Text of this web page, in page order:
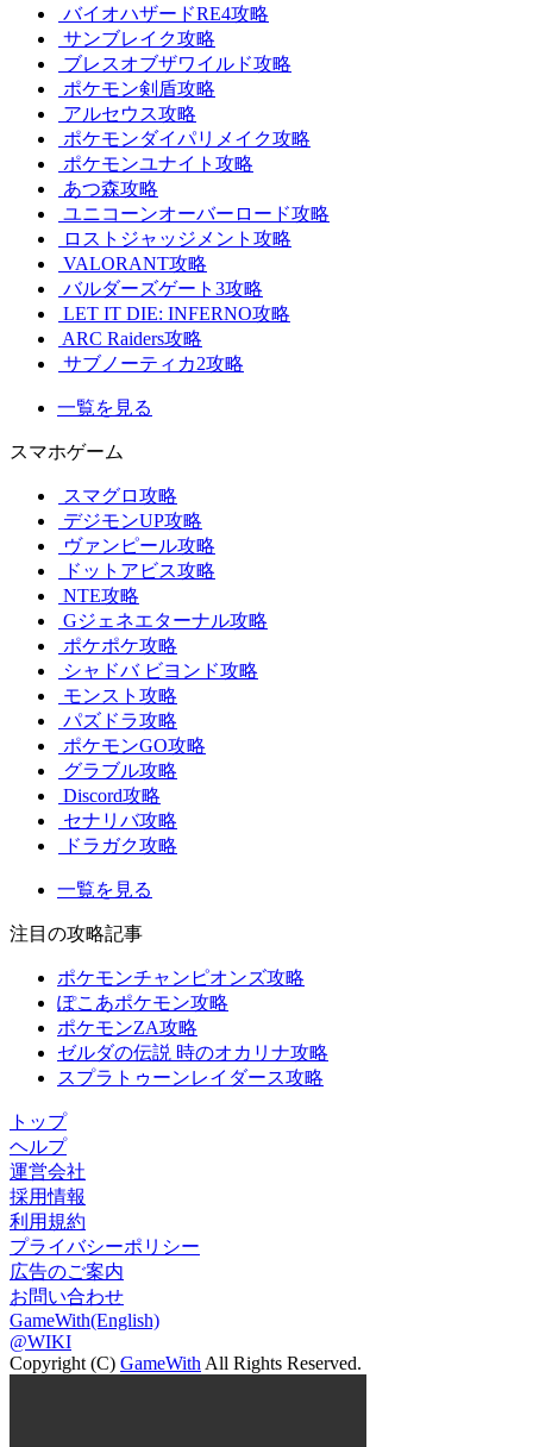
バイオハザードRE4攻略
サンブレイク攻略
ブレスオブザワイルド攻略
ポケモン剣盾攻略
アルセウス攻略
ポケモンダイパリメイク攻略
ポケモンユナイト攻略
あつ森攻略
ユニコーンオーバーロード攻略
ロストジャッジメント攻略
VALORANT攻略
バルダーズゲート3攻略
LET IT DIE: INFERNO攻略
ARC Raiders攻略
サブノーティカ2攻略
一覧を見る
スマホゲーム
スマグロ攻略
デジモンUP攻略
ヴァンピール攻略
ドットアビス攻略
NTE攻略
Gジェネエターナル攻略
ポケポケ攻略
シャドバ ビヨンド攻略
モンスト攻略
パズドラ攻略
ポケモンGO攻略
グラブル攻略
Discord攻略
セナリバ攻略
ドラガク攻略
一覧を見る
注目の攻略記事
ポケモンチャンピオンズ攻略
ぽこあポケモン攻略
ポケモンZA攻略
ゼルダの伝説 時のオカリナ攻略
スプラトゥーンレイダース攻略
トップ
ヘルプ
運営会社
採用情報
利用規約
プライバシーポリシー
広告のご案内
お問い合わせ
GameWith(English)
@WIKI
Copyright (C) GameWith All Rights Reserved.